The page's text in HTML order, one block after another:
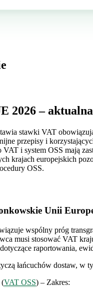
2026 –
stawki VAT
przepisy i
VAT i system OSS mają
krajach europejskich
OSS.
Unii
wspólny próg
musi stosować VAT
raportowania,
łańcuchów dostaw, w
(VAT OSS) – Zakres: